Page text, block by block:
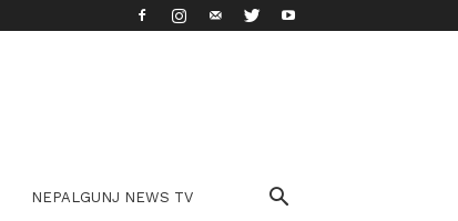
NEPALGUNJ NEWS TV